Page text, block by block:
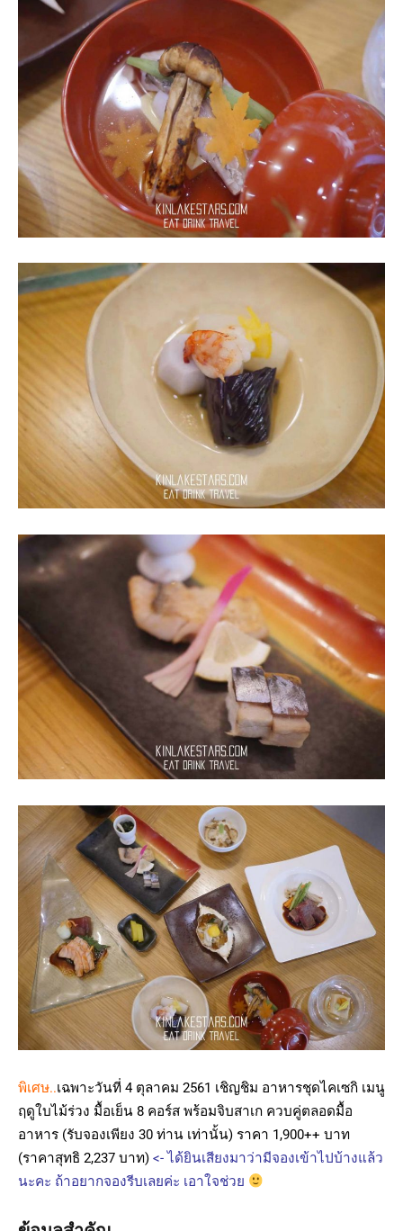
พิเศษ..เฉพาะวันที่ 4 ตุลาคม 2561 เชิญชิม อาหารชุดไคเซกิ เมนู
ฤดูใบไม้ร่วง มื้อเย็น 8 คอร์ส พร้อมจิบสาเก ควบคู่ตลอดมื้อ
อาหาร (รับจองเพียง 30 ท่าน เท่านั้น) ราคา 1,900++ บาท
(ราคาสุทธิ 2,237 บาท) <- ได้ยินเสียงมาว่ามีจองเข้าไปบ้างแล้ว
นะคะ ถ้าอยากจองรีบเลยค่ะ เอาใจช่วย